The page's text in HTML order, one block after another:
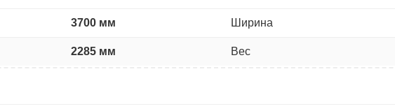
3700 мм Ширина
2285 мм Вес